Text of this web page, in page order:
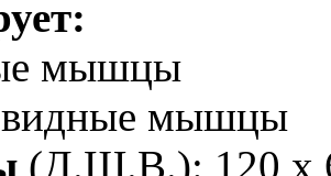
мышцы
мышцы
(Д.Ш.В.): 120 х